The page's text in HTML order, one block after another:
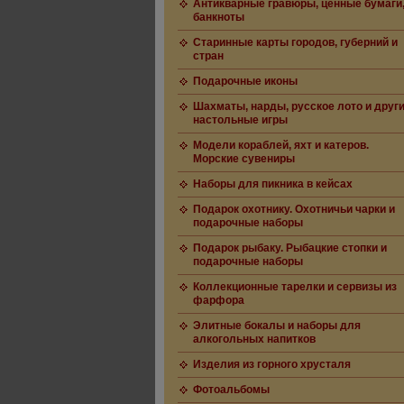
Антикварные гравюры, ценные бумаги,
банкноты
Старинные карты городов, губерний и
стран
Подарочные иконы
Шахматы, нарды, русское лото и
настольные игры
Модели кораблей, яхт и катеров.
Морские сувениры
Наборы для пикника в кейсах
Подарок охотнику. Охотничьи чарки и
подарочные наборы
Подарок рыбаку. Рыбацкие стопки и
подарочные наборы
Коллекционные тарелки и сервизы из
фарфора
Элитные бокалы и наборы для
алкогольных напитков
Изделия из горного хрусталя
Фотоальбомы